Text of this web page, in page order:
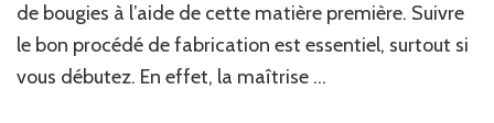
de
cire
de bougies à l’aide de cette matière première. Suivre
le bon procédé de fabrication est essentiel, surtout si
vous débutez. En effet, la maîtrise …